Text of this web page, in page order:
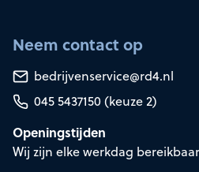
Neem contact op
bedrijvenservice@rd4.nl
045 5437150 (keuze 2)
Openingstijden
Wij zijn elke werkdag